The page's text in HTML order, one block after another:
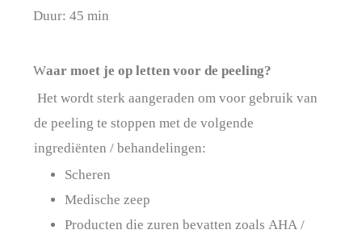
Duur: 45 min
Waar moet je op letten voor de peeling?
Het wordt sterk aangeraden om voor gebruik van
de peeling te stoppen met de volgende
ingrediënten / behandelingen:
Scheren
Medische zeep
Producten die zuren bevatten zoals AHA /